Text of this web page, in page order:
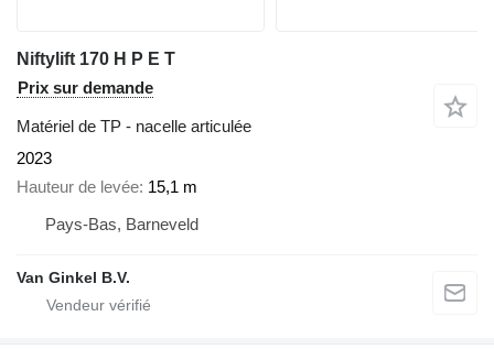
Niftylift 170 H P E T
Prix sur demande
Matériel de TP - nacelle articulée
2023
Hauteur de levée 15,1 m
Pays-Bas, Barneveld
Van Ginkel B.V.